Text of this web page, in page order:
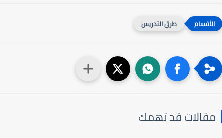
طرق التدريس
مقالات قد تهمك